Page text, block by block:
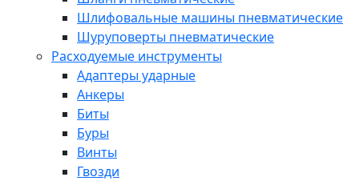
Шлифовальные машины пневматические
Шуруповерты пневматические
Расходуемые инструменты
Адаптеры ударные
Анкеры
Биты
Буры
Винты
Гвозди